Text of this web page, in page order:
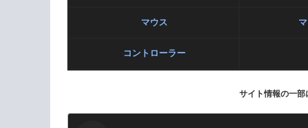
マウス
コントローラー
サイト情報の一